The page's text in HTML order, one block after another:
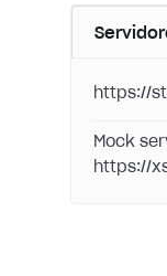
https://
Mock
https://